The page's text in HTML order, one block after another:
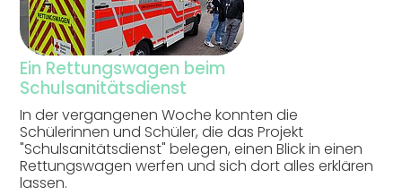
Ein Rettungswagen beim
Schulsanitätsdienst
In der vergangenen Woche konnten die
Schülerinnen und Schüler, die das Projekt
"Schulsanitätsdienst" belegen, einen Blick in einen
Rettungswagen werfen und sich dort alles erklären
lassen.